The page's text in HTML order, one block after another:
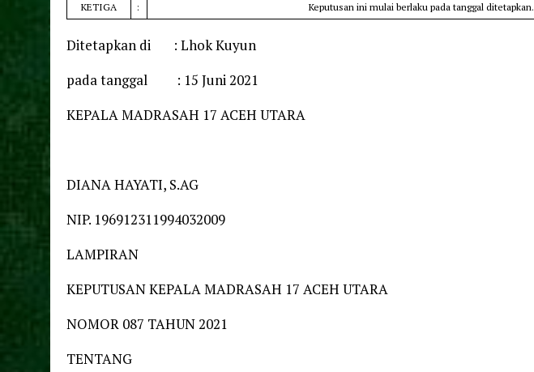
KETIGA
: Keputusan ini mulai berlaku pada tanggal ditetapkan.
Ditetapkan di : Lhok Kuyun
pada tanggal : 15 Juni 2021
KEPALA MADRASAH 17 ACEH UTARA
DIANA HAYATI, S.AG
NIP. 196912311994032009
LAMPIRAN
KEPUTUSAN KEPALA MADRASAH 17 ACEH UTARA
NOMOR 087 TAHUN 2021
TENTANG